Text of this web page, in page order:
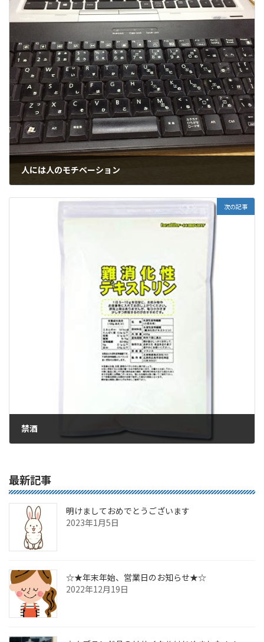
人には人のモチベーション
次の記事
禁酒
最新記事
明けましておめでとうございます
2023年1月5日
☆★年末年始、営業日のお知らせ★☆
2022年12月19日